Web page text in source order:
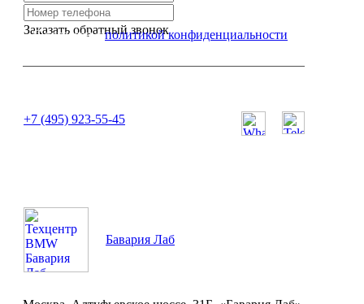
Заказать обратный звонок
Я согласен сполитикой конфиденциальности
+7 (495) 923-55-45
Бавария Лаб